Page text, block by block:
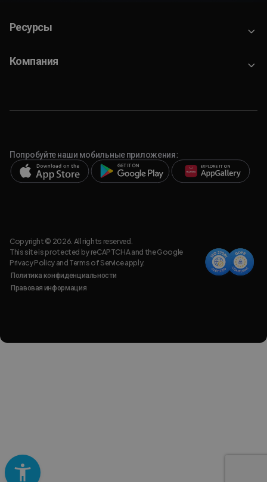
Ресурсы
Компания
Попробуйте наши мобильные приложения:
Copyright © 2026. All rights reserved.
This site is protected by reCAPTCHA and the Google
Privacy Policyand Terms of Serviceapply.
Политика конфиденциальности
Правовая информация